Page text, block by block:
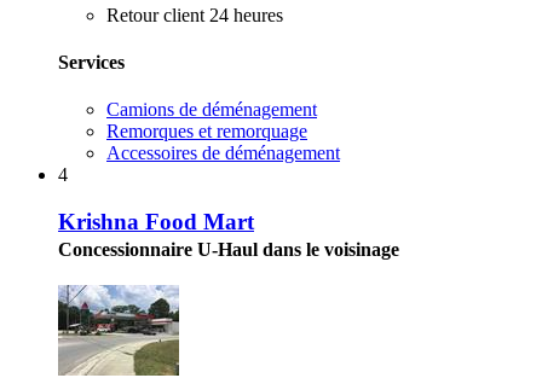
Retour client 24 heures
Services
Camions de déménagement
Remorques et remorquage
Accessoires de déménagement
4
Krishna Food Mart
Concessionnaire U-Haul dans le voisinage